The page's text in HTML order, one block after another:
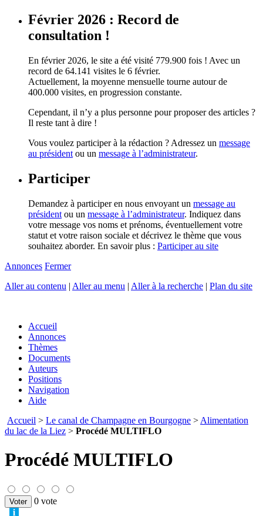
Février 2026 : Record de
consultation !
En février 2026, le site a été visité 779.900 fois ! Avec un
record de 64.141 visites le 6 février.
Actuellement, la moyenne mensuelle tourne autour de
400.000 visites, en progression constante.
Cependant, il n’y a plus personne pour proposer des articles ?
Il reste tant à dire !
Vous voulez participer à la rédaction ? Adressez un message
au président ou un message à l’administrateur.
Participer
Demandez à participer en nous envoyant un message au
président ou un message à l’administrateur. Indiquez dans
votre message vos noms et prénoms, éventuellement votre
statut et votre raison sociale et décrivez le thème que vous
souhaitez aborder. En savoir plus : Participer au site
Annonces Fermer
Aller au contenu | Aller au menu | Aller à la recherche | Plan du site
Accueil
Annonces
Thèmes
Documents
Auteurs
Positions
Navigation
Aide
Accueil > Le canal de Champagne en Bourgogne > Alimentation
du lac de la Liez > Procédé MULTIFLO
Procédé MULTIFLO
0 vote